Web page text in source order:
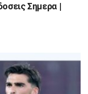
Σημερα |